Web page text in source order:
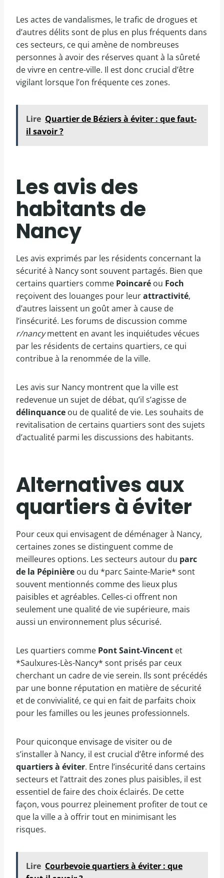
Les actes de vandalismes, le trafic de drogues et
d’autres délits sont de plus en plus fréquents dans
ces secteurs, ce qui amène de nombreuses
personnes à avoir des réserves quant à la sûreté
de vivre en centre-ville. Il est donc crucial d’être
vigilant lorsque l’on fréquente ces zones.
Lire Quartier de Béziers à éviter : que faut-
il savoir ?
Les avis des
habitants de
Nancy
Les avis exprimés par les résidents concernant la
sécurité à Nancy sont souvent partagés. Bien que
certains quartiers comme Poincaré ou Foch
reçoivent des louanges pour leurattractivité,
d’autres laissent un goût amer à cause de
l’insécurité. Les forums de discussion comme
r/nancymettent en avant les inquiétudes vécues
par les résidents de certains quartiers, ce qui
contribue à la renommée de la ville.
Les avis sur Nancy montrent que la ville est
redevenue un sujet de débat, qu’il s’agisse de
délinquance ou de qualité de vie. Les souhaits de
revitalisation de certains quartiers sont des sujets
d’actualité parmi les discussions des habitants.
Alternatives aux
quartiers à éviter
Pour ceux qui envisagent de déménager à Nancy,
certaines zones se distinguent comme de
meilleures options. Les secteurs autour du parc
de la Pépinière ou du *parc Sainte-Marie* sont
souvent mentionnés comme des lieux plus
paisibles et agréables. Celles-ci offrent non
seulement une qualité de vie supérieure, mais
aussi un environnement plus sécurisé.
Les quartiers comme Pont Saint-Vincent et
*Saulxures-Lès-Nancy* sont prisés par ceux
cherchant un cadre de vie serein. Ils sont précédés
par une bonne réputation en matière de sécurité
et de convivialité, ce qui en fait de parfaits choix
pour les familles ou les jeunes professionnels.
Pour quiconque envisage de visiter ou de
s’installer à Nancy, il est crucial d’être informé des
quartiers à éviter. Entre l’insécurité dans certains
secteurs et l’attrait des zones plus paisibles, il est
essentiel de faire des choix éclairés. De cette
façon, vous pourrez pleinement profiter de tout ce
que la ville a à offrir tout en minimisant les
risques.
Lire Courbevoie quartiers à éviter : que